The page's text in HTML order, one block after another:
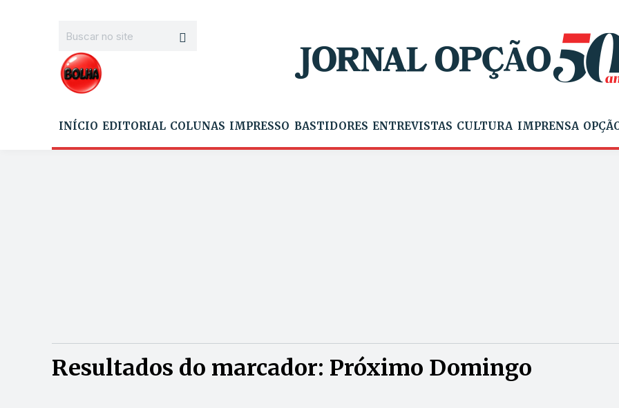
INÍCIO EDITORIAL COLUNAS IMPRESSO BASTIDORES ENTREVISTAS CULTURA IMPRENSA
Resultados do marcador: Próximo Domingo